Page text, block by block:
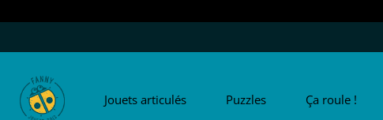
Jouets articulés Puzzles Ça roule !